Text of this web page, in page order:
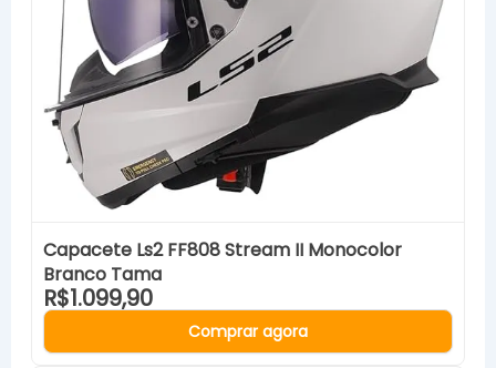
Capacete Ls2 FF808 Stream II Monocolor
Branco Tama
R$1.099,90
Comprar agora